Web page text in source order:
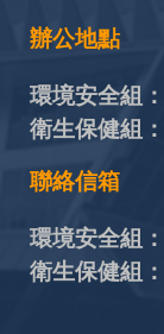
辦公地點
環境安全組：
衛生保健組：
聯絡信箱
環境安全組：
衛生保健組：